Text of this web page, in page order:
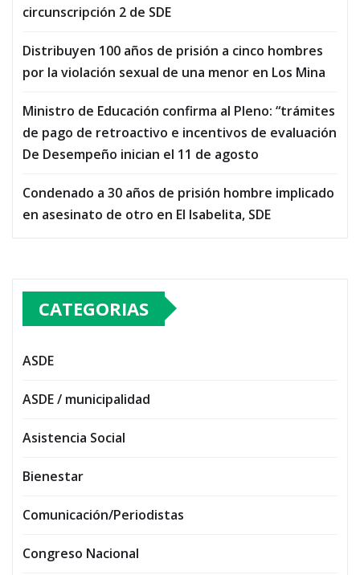
circunscripción 2 de SDE
Distribuyen 100 años de prisión a cinco hombres
por la violación sexual de una menor en Los Mina
Ministro de Educación confirma al Pleno: “trámites
de pago de retroactivo e incentivos de evaluación
De Desempeño inician el 11 de agosto
Condenado a 30 años de prisión hombre implicado
en asesinato de otro en El Isabelita, SDE
CATEGORIAS
ASDE
ASDE / municipalidad
Asistencia Social
Bienestar
Comunicación/Periodistas
Congreso Nacional